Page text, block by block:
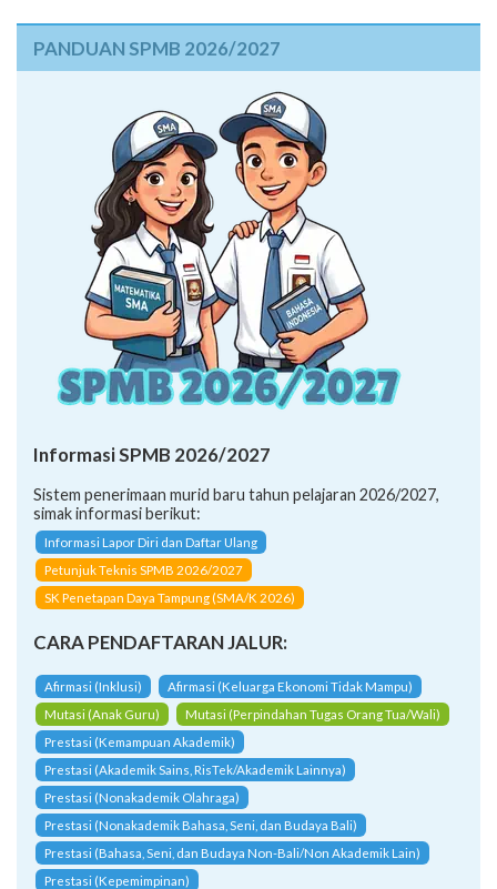
PANDUAN SPMB 2026/2027
Informasi SPMB 2026/2027
Sistem penerimaan murid baru tahun pelajaran 2026/2027,
simak informasi berikut:
Informasi Lapor Diri dan Daftar Ulang
Petunjuk Teknis SPMB 2026/2027
SK Penetapan Daya Tampung (SMA/K 2026)
CARA PENDAFTARAN JALUR:
Afirmasi (Inklusi)
Afirmasi (Keluarga Ekonomi Tidak Mampu)
Mutasi (Anak Guru)
Mutasi (Perpindahan Tugas Orang Tua/Wali)
Prestasi (Kemampuan Akademik)
Prestasi (Akademik Sains, RisTek/Akademik Lainnya)
Prestasi (Nonakademik Olahraga)
Prestasi (Nonakademik Bahasa, Seni, dan Budaya Bali)
Prestasi (Bahasa, Seni, dan Budaya Non-Bali/Non Akademik Lain)
Prestasi (Kepemimpinan)